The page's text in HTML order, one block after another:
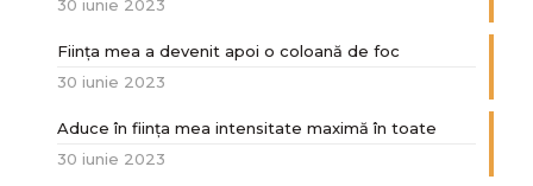
30 iunie 2023
Ființa mea a devenit apoi o coloană de foc
30 iunie 2023
Aduce în ființa mea intensitate maximă în toate
30 iunie 2023